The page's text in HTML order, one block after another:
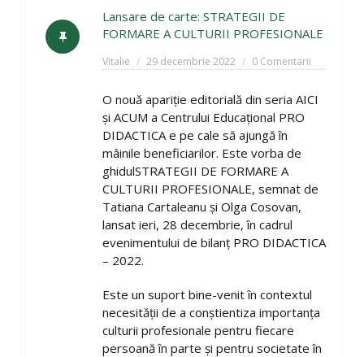
Lansare de carte: STRATEGII DE
FORMARE A CULTURII PROFESIONALE
Vitalie 29 decembrie 2022 0 Comentarii
O nouă apariție editorială din seria AICI
și ACUM a Centrului Educațional PRO
DIDACTICA e pe cale să ajungă în
mâinile beneficiarilor. Este vorba de
ghidulSTRATEGII DE FORMARE A
CULTURII PROFESIONALE, semnat de
Tatiana Cartaleanu și Olga Cosovan,
lansat ieri, 28 decembrie, în cadrul
evenimentului de bilanț PRO DIDACTICA
– 2022.
Este un suport bine-venit în contextul
necesității de a conștientiza importanța
culturii profesionale pentru fiecare
persoană în parte și pentru societate în